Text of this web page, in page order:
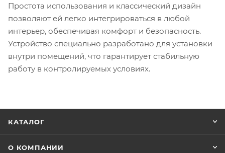
Простота использования и классический дизайн
позволяют ей легко интегрироваться в любой
интерьер, обеспечивая комфорт и безопасность.
Устройство специально разработано для установки
внутри помещений, что гарантирует стабильную
работу в контролируемых условиях.
КАТАЛОГ
О КОМПАНИИ